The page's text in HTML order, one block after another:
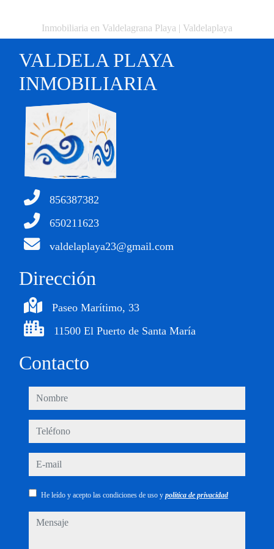
Inmobiliaria en Valdelagrana Playa | Valdelaplaya
VALDELA PLAYA
INMOBILIARIA
856387382
650211623
valdelaplaya23@gmail.com
Dirección
Paseo Marítimo, 33
11500 El Puerto de Santa María
Contacto
nombre
teléfono
e-mail
He leído y acepto las condiciones de uso y política de privacidad
mensaje